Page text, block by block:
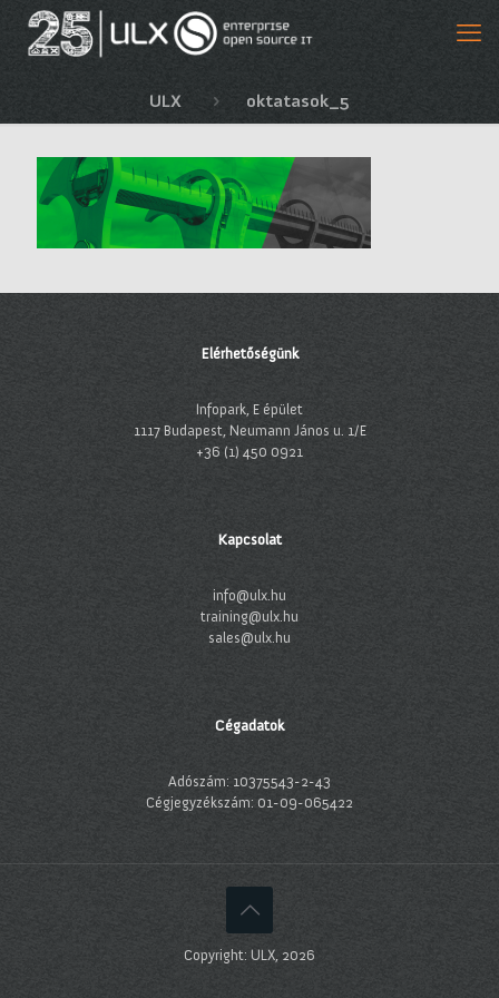
ULX oktatasok_5
Elérhetőségünk
Infopark, E épület
1117 Budapest, Neumann János u. 1/E
+36 (1) 450 0921
Kapcsolat
info@ulx.hu
training@ulx.hu
sales@ulx.hu
Cégadatok
Adószám: 10375543-2-43
Cégjegyzékszám: 01-09-065422
Copyright: ULX, 2026